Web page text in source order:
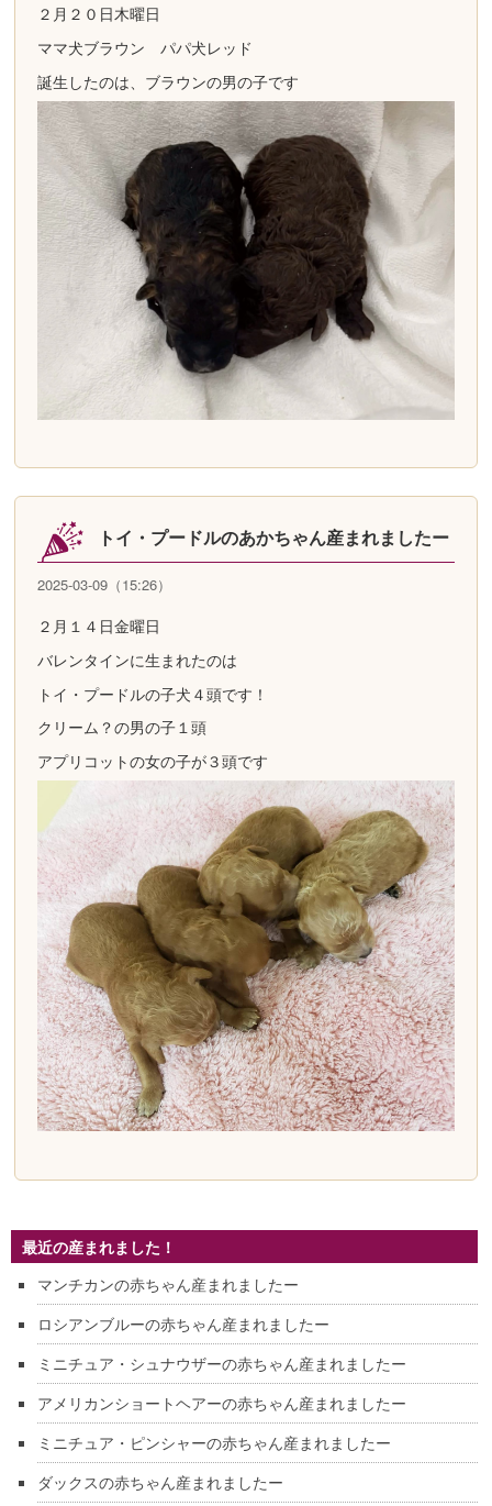
２月２０日木曜日
ママ犬ブラウン パパ犬レッド
誕生したのは、ブラウンの男の子です
トイ・プードルのあかちゃん産まれましたー
2025-03-09（15:26）
２月１４日金曜日
バレンタインに生まれたのは
トイ・プードルの子犬４頭です！
クリーム？の男の子１頭
アプリコットの女の子が３頭です
最近の産まれました！
マンチカンの赤ちゃん産まれましたー
ロシアンブルーの赤ちゃん産まれましたー
ミニチュア・シュナウザーの赤ちゃん産まれましたー
アメリカンショートヘアーの赤ちゃん産まれましたー
ミニチュア・ピンシャーの赤ちゃん産まれましたー
ダックスの赤ちゃん産まれましたー